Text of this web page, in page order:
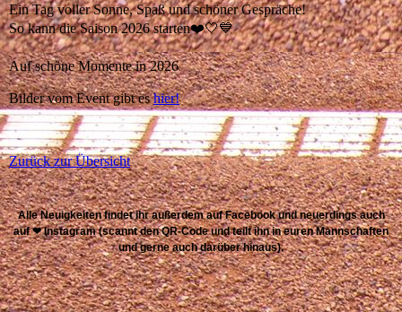
Ein Tag voller Sonne, Spaß und schöner Gespräche!
So kann die Saison 2026 starten❤️🤍💙
Auf schöne Momente in 2026
Bilder vom Event gibt eshier!
Zurück zur Übersicht
Alle Neuigkeiten findet ihr außerdem auf Facebook und neuerdings auch
auf ❤ Instagram (scannt den QR-Code und teilt ihn in euren Mannschaften
und gerne auch darüber hinaus).